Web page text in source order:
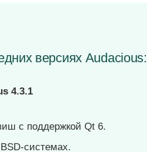
версиях Audacious:
4.3.1
с поддержкой Qt 6.
системах.